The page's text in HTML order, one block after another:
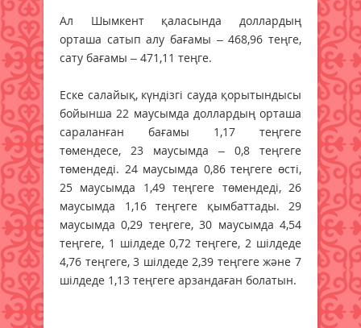
Ал Шымкент қаласында доллардың
орташа сатып алу бағамы – 468,96 теңге,
сату бағамы – 471,11 теңге.
Еске салайық, күндізгі сауда қорытындысы
бойынша 22 маусымда доллардың орташа
сараланған бағамы 1,17 теңгеге
төмендесе, 23 маусымда – 0,8 теңгеге
төмендеді. 24 маусымда 0,86 теңгеге өсті,
25 маусымда 1,49 теңгеге төмендеді, 26
маусымда 1,16 теңгеге қымбаттады. 29
маусымда 0,29 теңгеге, 30 маусымда 4,54
теңгеге, 1 шілдеде 0,72 теңгеге, 2 шілдеде
4,76 теңгеге, 3 шілдеде 2,39 теңгеге және 7
шілдеде 1,13 теңгеге арзандаған болатын.